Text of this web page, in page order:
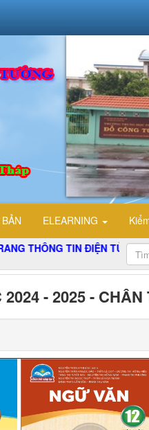
ELEARNING
TIN ĐIỆN TỬ TỔ TIN HỌC
- 2025 - CHÂN